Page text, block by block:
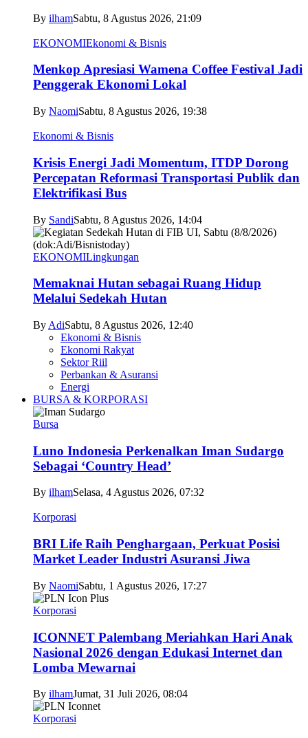
By ilhamSabtu, 8 Agustus 2026, 21:09
EKONOMIEkonomi & Bisnis
Menkop Apresiasi Wamena Coffee Festival Jadi
Penggerak Ekonomi Lokal
By NaomiSabtu, 8 Agustus 2026, 19:38
Ekonomi & Bisnis
Krisis Energi Jadi Momentum, ITDP Dorong
Percepatan Reformasi Transportasi Publik dan
Elektrifikasi Bus
By SandiSabtu, 8 Agustus 2026, 14:04
EKONOMILingkungan
Memaknai Hutan sebagai Ruang Hidup
Melalui Sedekah Hutan
By AdiSabtu, 8 Agustus 2026, 12:40
Ekonomi & Bisnis
Ekonomi Rakyat
Sektor Riil
Perbankan & Asuransi
Energi
BURSA & KORPORASI
Bursa
Luno Indonesia Perkenalkan Iman Sudargo
Sebagai ‘Country Head’
By ilhamSelasa, 4 Agustus 2026, 07:32
Korporasi
BRI Life Raih Penghargaan, Perkuat Posisi
Market Leader Industri Asuransi Jiwa
By NaomiSabtu, 1 Agustus 2026, 17:27
Korporasi
ICONNET Palembang Meriahkan Hari Anak
Nasional 2026 dengan Edukasi Internet dan
Lomba Mewarnai
By ilhamJumat, 31 Juli 2026, 08:04
Korporasi